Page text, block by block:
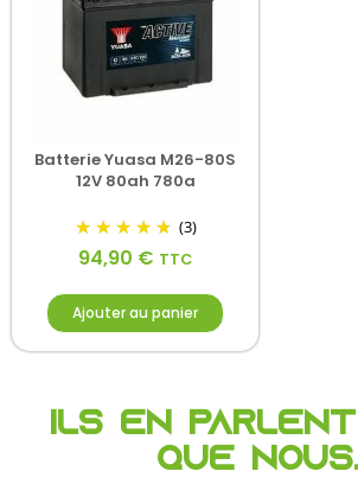
Batterie Yuasa M26-80S
12V 80ah 780a
(3)
94,90 € TTC
Ajouter au panier
Ils en parlent
que